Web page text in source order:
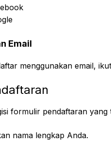
Email
menggunakan email,
formulir pendaftaran
nama lengkap Anda.